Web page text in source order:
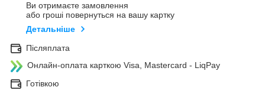
Ви отримаєте замовлення
або гроші повернуться на вашу картку
Детальніше
Післяплата
Онлайн-оплата карткою Visa, Mastercard - LiqPay
Готівкою